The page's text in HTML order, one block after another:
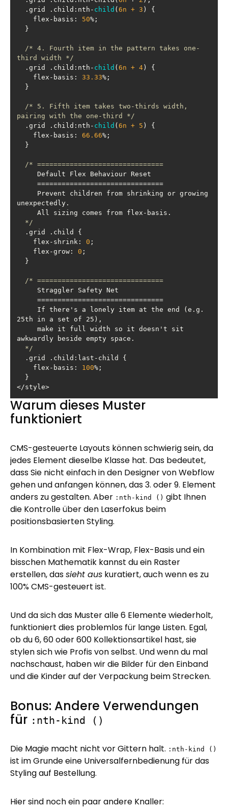
  .grid .child:nth-
child ( 6n + 3 )
    flex-basis:
50
/* 4. Fourth item in the pattern takes one-
third width */
  .grid .child:nth-
child ( 6n + 4 )
    flex-basis:
33.33
/* 5. Fifth item takes two-thirds width,
pairing with the one-third */
  .grid .child:nth-
child ( 6n + 5 )
    flex-basis:
66.66
  */
    flex-shrink:
0
    flex-grow:
0
  */
    flex-basis:
100
</style>
Warum dieses Muster
funktioniert
CMS-gesteuerte Layouts können schwierig sein, da
jedes Element dieselbe Klasse hat. Das bedeutet,
dass Sie nicht einfach in den Designer von Webflow
gehen und anfangen können, das 3. oder 9. Element
anders zu gestalten. Aber :nth-kind () gibt Ihnen
die Kontrolle über den Laserfokus beim
positionsbasierten Styling.
In Kombination mit Flex-Wrap, Flex-Basis und ein
bisschen Mathematik kannst du ein Raster
erstellen, dassieht aus kuratiert, auch wenn es zu
100% CMS-gesteuert ist.
Und da sich das Muster alle 6 Elemente wiederholt,
funktioniert dies problemlos für lange Listen. Egal,
ob du 6, 60 oder 600 Kollektionsartikel hast, sie
stylen sich wie Profis von selbst. Und wenn du mal
nachschaust, haben wir die Bilder für den Einband
und die Kinder auf der Verpackung beim Strecken.
Bonus: Andere Verwendungen
für :nth-kind ()
Die Magie macht nicht vor Gittern halt. :nth-kind ()
ist im Grunde eine Universalfernbedienung für das
Styling auf Bestellung.
Hier sind noch ein paar andere Knaller: